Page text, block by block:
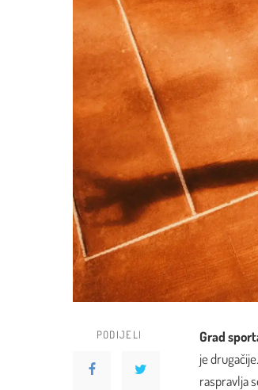
PODIJELI Grad
je
raspravlja